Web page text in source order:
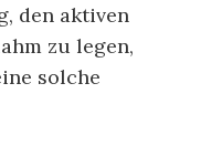
den aktiven
zu legen,
solche